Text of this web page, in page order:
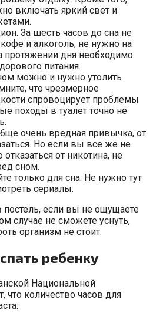
включать яркий свет и
За шесть часов до сна не
кофе и алкоголь, не нужно на
протяжении дня необходимо
питания.
можно и нужно утолить
что чрезмерное
спровоцирует проблемы
походы в туалет точно не
очень вредная привычка, от
Но если вы все же не
от никотина, не
сном.
только для сна. Не нужно тут
сериалы.
постель, если вы не ощущаете
случае не сможете уснуть,
организм не стоит.
ребенку
Национальной
что количество часов для